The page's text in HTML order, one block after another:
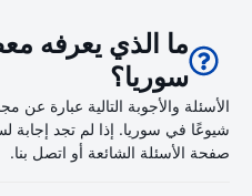
ما الذي يعرفه
سوريا؟
الأسئلة والأجوبة التالية عبارة عن
شيوعًا في سوريا. إذا لم تجد إجابة
صفحة الأسئلة الشائعة أو اتصل بنا.